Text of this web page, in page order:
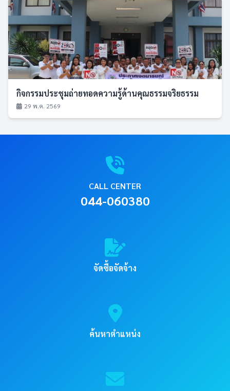
กิจกรรมประชุมถ่ายทอดความรู้ด้านคุณธรรมจริยธรรม
29 พ.ค. 2569
CALL CENTER
044-060380
จัดซื้อจัดจ้าง
ค้นหาตำแหน่ง